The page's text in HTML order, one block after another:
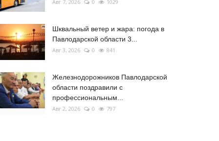
Авг 7, 2026 0 1029
Шквальный ветер и жара: погода в
Павлодарской области 3...
Авг 3, 2026 0 841
Железнодорожников Павлодарской
области поздравили с
профессиональным...
Авг 2, 2026 0 797